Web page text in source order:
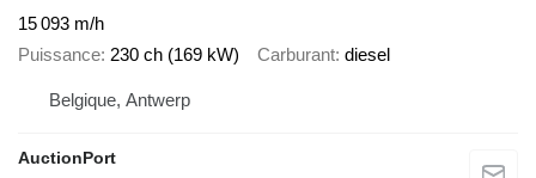
15 093 m/h
Puissance 230 ch (169 kW) Carburant diesel
Belgique, Antwerp
AuctionPort